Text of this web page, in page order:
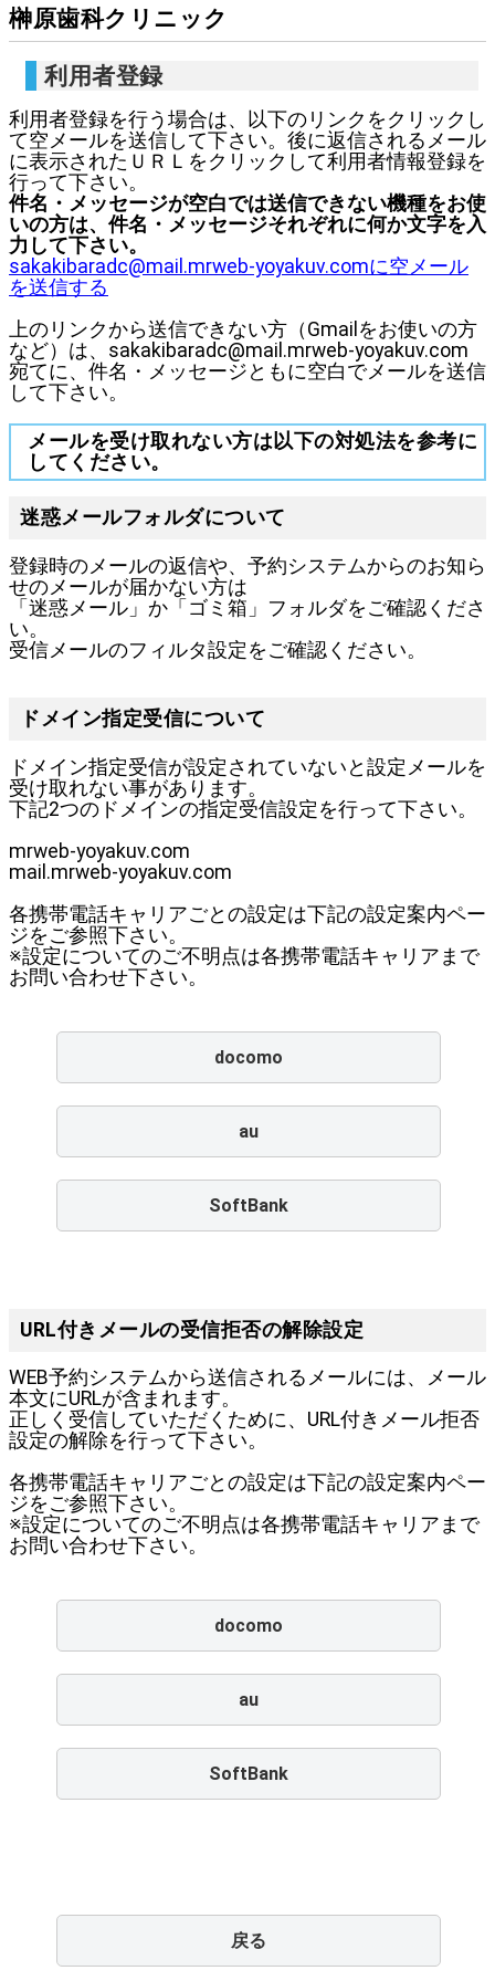
榊原歯科クリニック
利用者登録
利用者登録を行う場合は、以下のリンクをクリックし
て空メールを送信して下さい。後に返信されるメール
に表示されたＵＲＬをクリックして利用者情報登録を
行って下さい。
件名・メッセージが空白では送信できない機種をお使
いの方は、件名・メッセージそれぞれに何か文字を入
力して下さい。
sakakibaradc@mail.mrweb-yoyakuv.comに空メール
を送信する
上のリンクから送信できない方（Gmailをお使いの方
など）は、sakakibaradc@mail.mrweb-yoyakuv.com
宛てに、件名・メッセージともに空白でメールを送信
して下さい。
メールを受け取れない方は以下の対処法を参考に
してください。
迷惑メールフォルダについて
登録時のメールの返信や、予約システムからのお知ら
せのメールが届かない方は
「迷惑メール」か「ゴミ箱」フォルダをご確認くださ
い。
受信メールのフィルタ設定をご確認ください。
ドメイン指定受信について
ドメイン指定受信が設定されていないと設定メールを
受け取れない事があります。
下記2つのドメインの指定受信設定を行って下さい。
mrweb-yoyakuv.com
mail.mrweb-yoyakuv.com
各携帯電話キャリアごとの設定は下記の設定案内ペー
ジをご参照下さい。
※設定についてのご不明点は各携帯電話キャリアまで
お問い合わせ下さい。
docomo
au
SoftBank
URL付きメールの受信拒否の解除設定
WEB予約システムから送信されるメールには、メール
本文にURLが含まれます。
正しく受信していただくために、URL付きメール拒否
設定の解除を行って下さい。
各携帯電話キャリアごとの設定は下記の設定案内ペー
ジをご参照下さい。
※設定についてのご不明点は各携帯電話キャリアまで
お問い合わせ下さい。
docomo
au
SoftBank
戻る